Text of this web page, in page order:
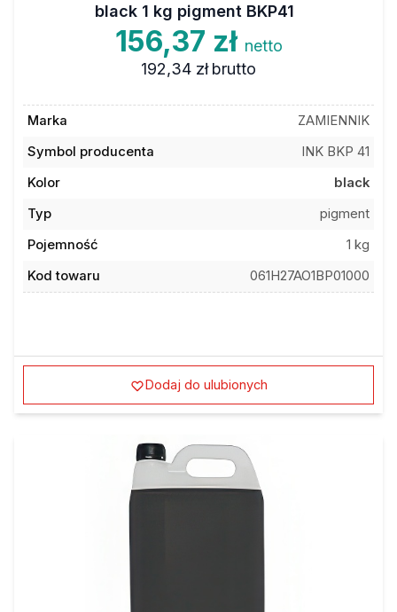
black 1 kg pigment BKP41
156,37 zł netto
192,34 zł brutto
Marka
ZAMIENNIK
Symbol producenta
INK BKP 41
Kolor
black
Typ
pigment
Pojemność
1 kg
Kod towaru
061H27AO1BP01000
Dodaj do ulubionych